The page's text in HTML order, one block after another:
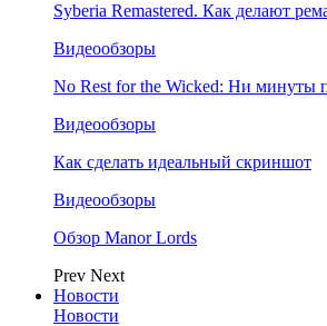
Syberia Remastered. Как делают
Видеообзоры
No Rest for the Wicked: Ни минуты
Видеообзоры
Как сделать идеальный скриншот
Видеообзоры
Обзор Manor Lords
Prev Next
Новости
Новости